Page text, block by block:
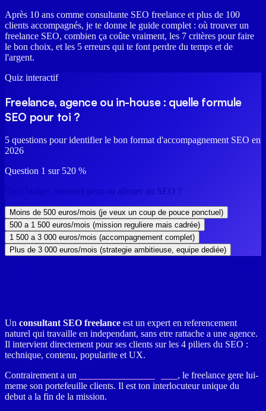
Après 10 ans comme consultante SEO freelance et plus de 100
clients accompagnés, je te donne le guide complet : où trouver un
freelance SEO, combien ça coûte vraiment, les 7 critères pour faire
le bon choix, et les 5 erreurs qui te font perdre du temps et de
l'argent.
Quiz interactif
Freelance, agence ou in-house : quelle formule
SEO pour toi ?
5 questions pour identifier le bon format d'accompagnement SEO en
2026
Question 1 sur 520 %
Quel budget mensuel peux-tu allouer au SEO ?
Moins de 500 euros/mois (je veux un coup de pouce ponctuel)
500 a 1 500 euros/mois (mission reguliere mais cadrée)
1 500 a 3 000 euros/mois (accompagnement complet)
Plus de 3 000 euros/mois (strategie ambitieuse, equipe dediée)
Un consultant SEO freelance est un expert en referencement
naturel qui travaille en independant, sans etre rattache a une agence.
Il intervient directement pour ses clients sur les 4 piliers du SEO :
technique, contenu, popularite et UX.
Contrairement a un
, le freelance gere lui-
meme son portefeuille clients. Il est ton interlocuteur unique du
debut a la fin de la mission.